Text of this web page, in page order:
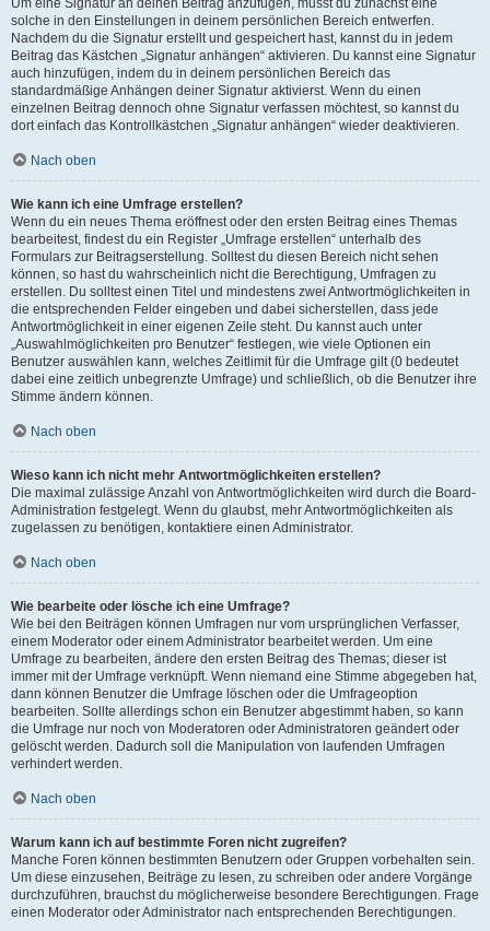
Um eine Signatur an deinen Beitrag anzufügen, musst du zunächst eine
solche in den Einstellungen in deinem persönlichen Bereich entwerfen.
Nachdem du die Signatur erstellt und gespeichert hast, kannst du in jedem
Beitrag das Kästchen „Signatur anhängen“ aktivieren. Du kannst eine Signatur
auch hinzufügen, indem du in deinem persönlichen Bereich das
standardmäßige Anhängen deiner Signatur aktivierst. Wenn du einen
einzelnen Beitrag dennoch ohne Signatur verfassen möchtest, so kannst du
dort einfach das Kontrollkästchen „Signatur anhängen“ wieder deaktivieren.
Nach oben
Wie kann ich eine Umfrage erstellen?
Wenn du ein neues Thema eröffnest oder den ersten Beitrag eines Themas
bearbeitest, findest du ein Register „Umfrage erstellen“ unterhalb des
Formulars zur Beitragserstellung. Solltest du diesen Bereich nicht sehen
können, so hast du wahrscheinlich nicht die Berechtigung, Umfragen zu
erstellen. Du solltest einen Titel und mindestens zwei Antwortmöglichkeiten in
die entsprechenden Felder eingeben und dabei sicherstellen, dass jede
Antwortmöglichkeit in einer eigenen Zeile steht. Du kannst auch unter
„Auswahlmöglichkeiten pro Benutzer“ festlegen, wie viele Optionen ein
Benutzer auswählen kann, welches Zeitlimit für die Umfrage gilt (0 bedeutet
dabei eine zeitlich unbegrenzte Umfrage) und schließlich, ob die Benutzer ihre
Stimme ändern können.
Nach oben
Wieso kann ich nicht mehr Antwortmöglichkeiten erstellen?
Die maximal zulässige Anzahl von Antwortmöglichkeiten wird durch die Board-
Administration festgelegt. Wenn du glaubst, mehr Antwortmöglichkeiten als
zugelassen zu benötigen, kontaktiere einen Administrator.
Nach oben
Wie bearbeite oder lösche ich eine Umfrage?
Wie bei den Beiträgen können Umfragen nur vom ursprünglichen Verfasser,
einem Moderator oder einem Administrator bearbeitet werden. Um eine
Umfrage zu bearbeiten, ändere den ersten Beitrag des Themas; dieser ist
immer mit der Umfrage verknüpft. Wenn niemand eine Stimme abgegeben hat,
dann können Benutzer die Umfrage löschen oder die Umfrageoption
bearbeiten. Sollte allerdings schon ein Benutzer abgestimmt haben, so kann
die Umfrage nur noch von Moderatoren oder Administratoren geändert oder
gelöscht werden. Dadurch soll die Manipulation von laufenden Umfragen
verhindert werden.
Nach oben
Warum kann ich auf bestimmte Foren nicht zugreifen?
Manche Foren können bestimmten Benutzern oder Gruppen vorbehalten sein.
Um diese einzusehen, Beiträge zu lesen, zu schreiben oder andere Vorgänge
durchzuführen, brauchst du möglicherweise besondere Berechtigungen. Frage
einen Moderator oder Administrator nach entsprechenden Berechtigungen.